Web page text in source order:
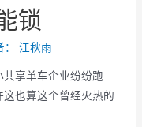
锁
江秋雨
享单车企业纷纷跑
也算这个曾经火热的